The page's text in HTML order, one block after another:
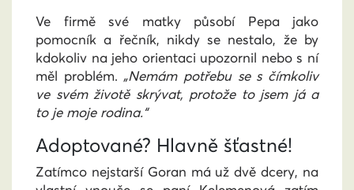
Ve firmě své matky působí Pepa jako
pomocník a řečník, nikdy se nestalo, že by
kdokoliv na jeho orientaci upozornil nebo s ní
měl problém. „Nemám potřebu se s čímkoliv
ve svém životě skrývat, protože to jsem já a
to je moje rodina.“
Adoptované? Hlavně šťastné!
Zatímco nejstarší Goran má už dvě dcery, na